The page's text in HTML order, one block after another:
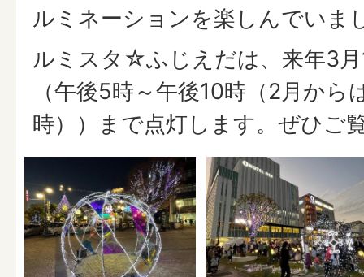
ルミネーションを楽しんでいま
ルミスタ☆ふじえだは、来年3月
（午後5時～午後10時（2月から
時））まで点灯します。ぜひご